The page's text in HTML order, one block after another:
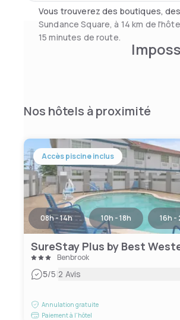
Vous trouverez des boutiques,
Sundance Square, à 14 km de
15 minutes de route.
Nos hôtels à proximité
Accès piscine inclus
08h - 14h 10h - 18h 16h -
Benbrook
5/5|2 Avis
Annulation gratuite
Paiement à l'hôtel